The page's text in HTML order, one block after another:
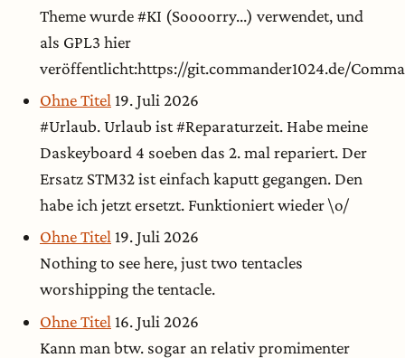
Theme wurde #KI (Soooorry...) verwendet, und
als GPL3 hier
veröffentlicht:https://git.commander1024.de/
Ohne Titel 19. Juli 2026
#Urlaub. Urlaub ist #Reparaturzeit. Habe meine
Daskeyboard 4 soeben das 2. mal repariert. Der
Ersatz STM32 ist einfach kaputt gegangen. Den
habe ich jetzt ersetzt. Funktioniert wieder \o/
Ohne Titel 19. Juli 2026
Nothing to see here, just two tentacles
worshipping the tentacle.
Ohne Titel 16. Juli 2026
Kann man btw. sogar an relativ promimenter